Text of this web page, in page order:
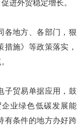
进外贸稳定增长。
地方、各部门，狠
施》等政策落实，
贸易单据应用，鼓
业绿色低碳发展能
有条件的地方办好跨